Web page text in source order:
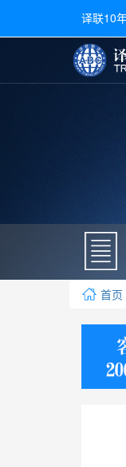
译联10
毕
户
学
身
首页